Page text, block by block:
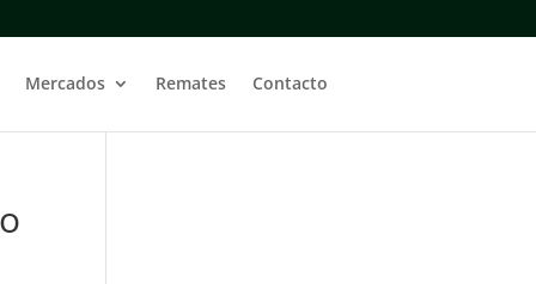
Mercados Remates Contacto